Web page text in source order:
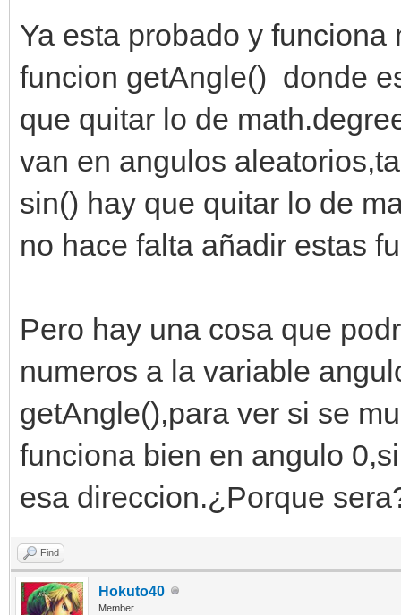
Ya esta probado y
funcion getAngle() donde
que quitar lo de
van en angulos
sin() hay que quitar lo de
no hace falta añadir estas
Pero hay una cosa que
numeros a la variable
getAngle(),para ver si se
funciona bien en angulo
esa direccion.¿Porque
Find
Hokuto40
Member